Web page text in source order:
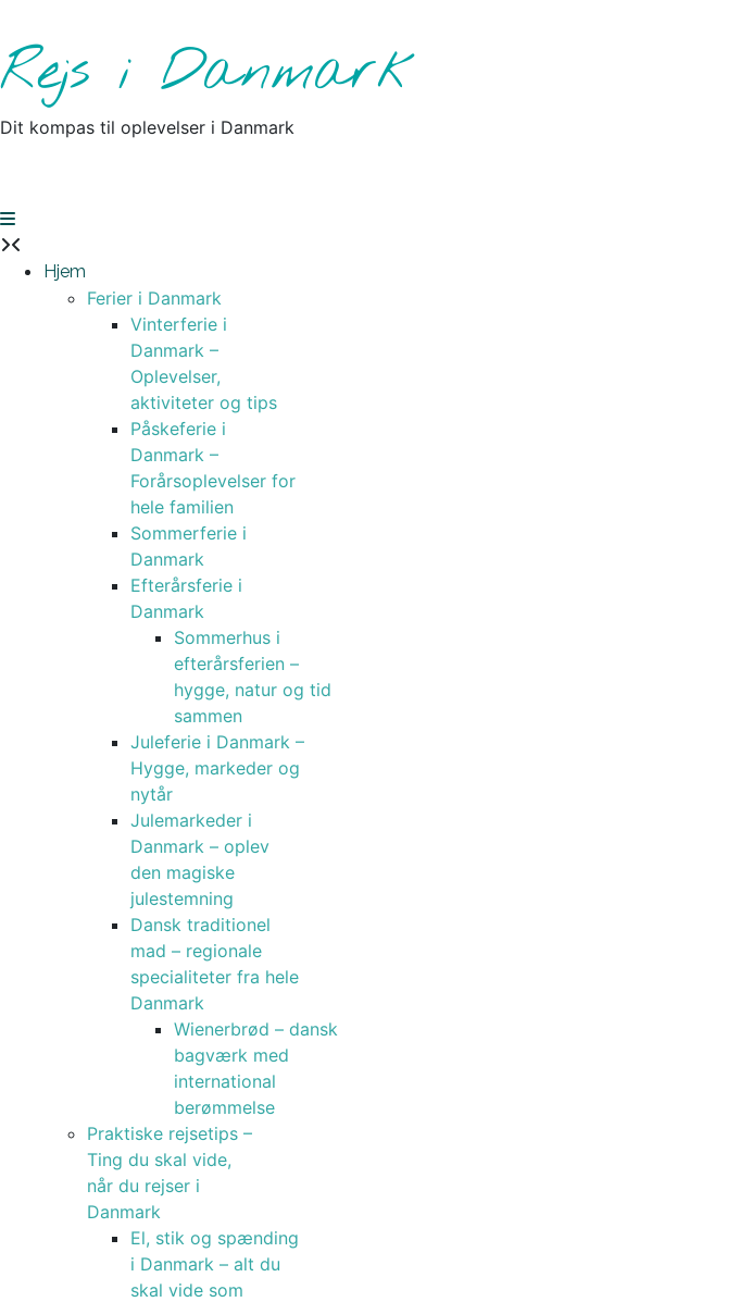
content
Rejs i Danmark
Dit kompas til oplevelser i Danmark
Hjem
Ferier i Danmark
Vinterferie i
Danmark –
Oplevelser,
aktiviteter og tips
Påskeferie i
Danmark –
Forårsoplevelser for
hele familien
Sommerferie i
Danmark
Efterårsferie i
Danmark
Sommerhus i
efterårsferien –
hygge, natur og tid
sammen
Juleferie i Danmark –
Hygge, markeder og
nytår
Julemarkeder i
Danmark – oplev
den magiske
julestemning
Dansk traditionel
mad – regionale
specialiteter fra hele
Danmark
Wienerbrød – dansk
bagværk med
international
berømmelse
Praktiske rejsetips –
Ting du skal vide,
når du rejser i
Danmark
El, stik og spænding
i Danmark – alt du
skal vide som